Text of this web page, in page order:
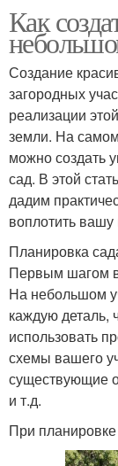
Как
Создание
загородных
реализации
земли. На
можно создать
сад. В этой
дадим
воплотить вашу
Планировка
Первым шагом в
На небольшом
каждую деталь,
использовать
схемы вашего
существующие
и т.д.
При